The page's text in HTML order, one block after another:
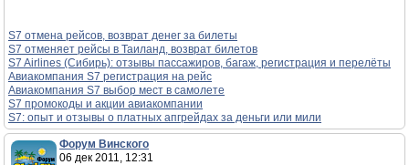
S7 отмена рейсов, возврат денег за билеты
S7 отменяет рейсы в Таиланд, возврат билетов
S7 Airlines (Сибирь): отзывы пассажиров, багаж, регистрация и перелёты
Авиакомпания S7 регистрация на рейс
Авиакомпания S7 выбор мест в самолете
S7 промокоды и акции авиакомпании
S7: опыт и отзывы о платных апгрейдах за деньги или мили
Форум Винского
06 дек 2011, 12:31